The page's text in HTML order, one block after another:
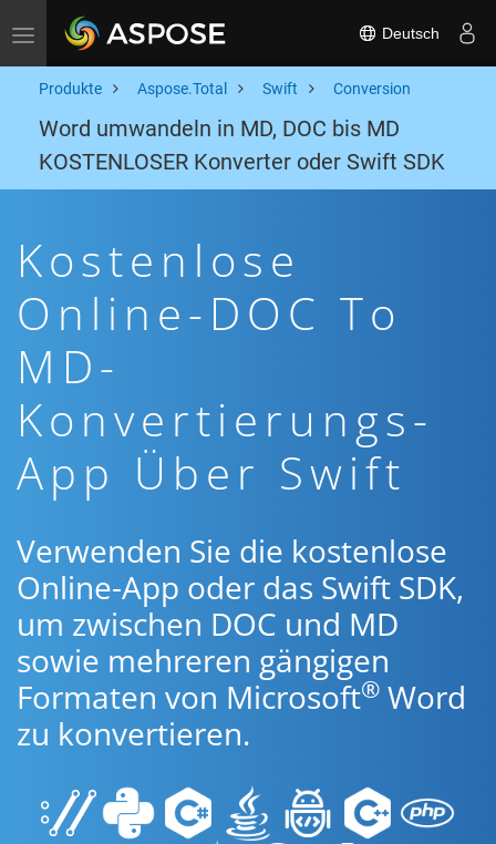
Toggle navigation Deutsch
Produkte Aspose.Total Swift Conversion
Word umwandeln in MD, DOC bis MD
KOSTENLOSER Konverter oder Swift SDK
Kostenlose
Online-DOC To
MD-
Konvertierungs-
App Über Swift
Verwenden Sie die kostenlose
Online-App oder das Swift SDK,
um zwischen DOC und MD
sowie mehreren gängigen
Formaten von Microsoft® Word
zu konvertieren.